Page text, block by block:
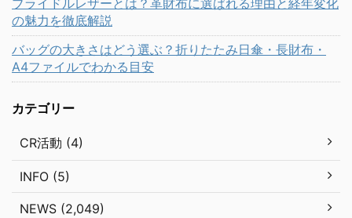
ブライドルレザーとは？革財布に選ばれる理由と経年変化
の魅力を徹底解説
バッグの大きさはどう選ぶ？折りたたみ日傘・長財布・
A4ファイルでわかる目安
カテゴリー
CR活動 (4)
INFO (5)
NEWS (2,049)